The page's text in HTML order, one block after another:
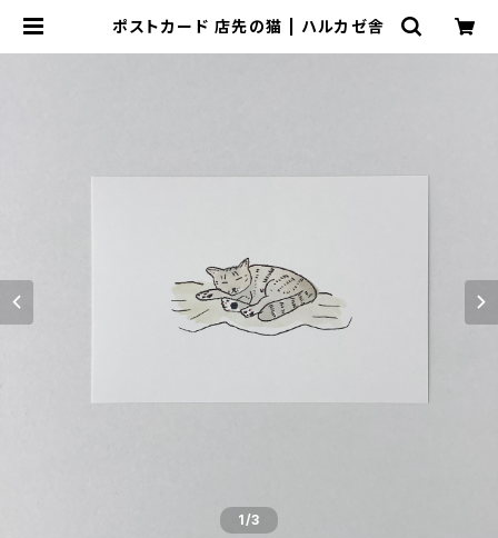
ポストカード 店先の猫 | ハルカゼ舎
1/3